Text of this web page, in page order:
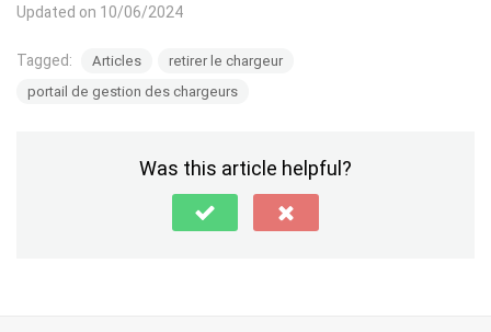
Updated on 10/06/2024
Tagged: Articles
retirer le chargeur
portail de gestion des chargeurs
Was this article helpful?